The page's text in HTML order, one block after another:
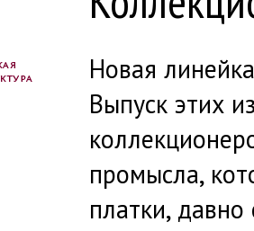
Новая
Выпуск этих
промысла,
платки,